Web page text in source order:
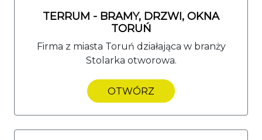
TERRUM - BRAMY, DRZWI, OKNA
TORUŃ
Firma z miasta Toruń działająca w branży
Stolarka otworowa.
OTWÓRZ